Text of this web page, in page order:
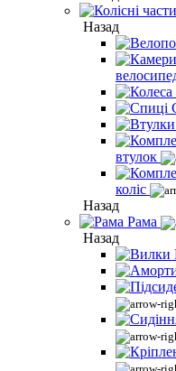
Назад
втулок
коліс
Назад
Рама
Назад